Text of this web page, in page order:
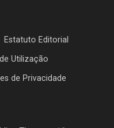
Estatuto Editorial
Utilização
de Privacidade